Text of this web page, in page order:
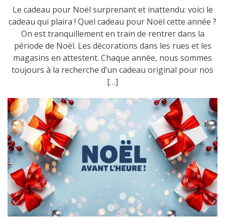
Le cadeau pour Noël surprenant et inattendu: voici le
cadeau qui plaira ! Quel cadeau pour Noël cette année ?
On est tranquillement en train de rentrer dans la
période de Noël. Les décorations dans les rues et les
magasins en attestent. Chaque année, nous sommes
toujours à la recherche d’un cadeau original pour nos
[…]